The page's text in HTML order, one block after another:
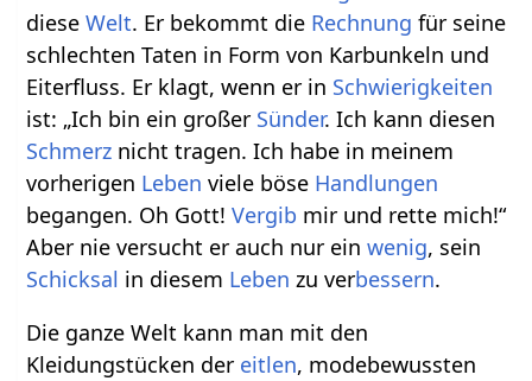
dieseWelt. Er bekommt die Rechnung für seine
schlechten Taten in Form von Karbunkeln und
Eiterfluss. Er klagt, wenn er in Schwierigkeiten
ist: „Ich bin ein großer Sünder. Ich kann diesen
Schmerz nicht tragen. Ich habe in meinem
vorherigen Leben viele böse Handlungen
begangen. Oh Gott!Vergib mir und rette mich!“
Aber nie versucht er auch nur einwenig, sein
Schicksal in diesem Leben zu verbessern.
Die ganze Welt kann man mit den
Kleidungstücken der eitlen, modebewussten